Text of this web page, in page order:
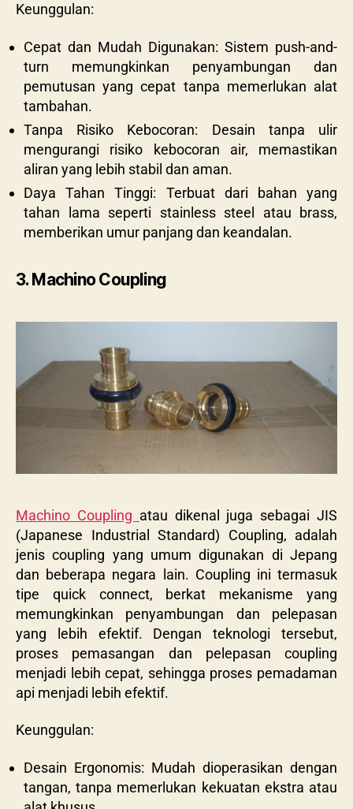
Keunggulan:
Cepat dan Mudah Digunakan: Sistem push-and-
turn memungkinkan penyambungan dan
pemutusan yang cepat tanpa memerlukan alat
tambahan.
Tanpa Risiko Kebocoran: Desain tanpa ulir
mengurangi risiko kebocoran air, memastikan
aliran yang lebih stabil dan aman.
Daya Tahan Tinggi: Terbuat dari bahan yang
tahan lama seperti stainless steel atau brass,
memberikan umur panjang dan keandalan.
3. Machino Coupling
Machino Coupling atau dikenal juga sebagai JIS
(Japanese Industrial Standard) Coupling, adalah
jenis coupling yang umum digunakan di Jepang
dan beberapa negara lain. Coupling ini termasuk
tipe quick connect, berkat mekanisme yang
memungkinkan penyambungan dan pelepasan
yang lebih efektif. Dengan teknologi tersebut,
proses pemasangan dan pelepasan coupling
menjadi lebih cepat, sehingga proses pemadaman
api menjadi lebih efektif.
Keunggulan:
Desain Ergonomis: Mudah dioperasikan dengan
tangan, tanpa memerlukan kekuatan ekstra atau